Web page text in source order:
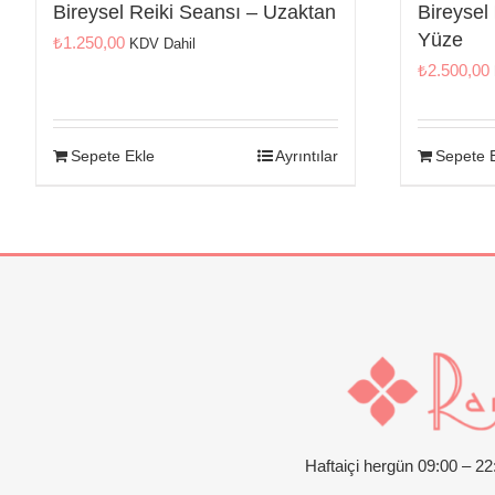
Bireysel Reiki Seansı – Uzaktan
₺1.250,00 KDV Dahil
Sepete Ekle Ayrıntılar
Bireysel
Yüze
₺2.500,00
Sepete
Haftaiçi hergün 09:00 –